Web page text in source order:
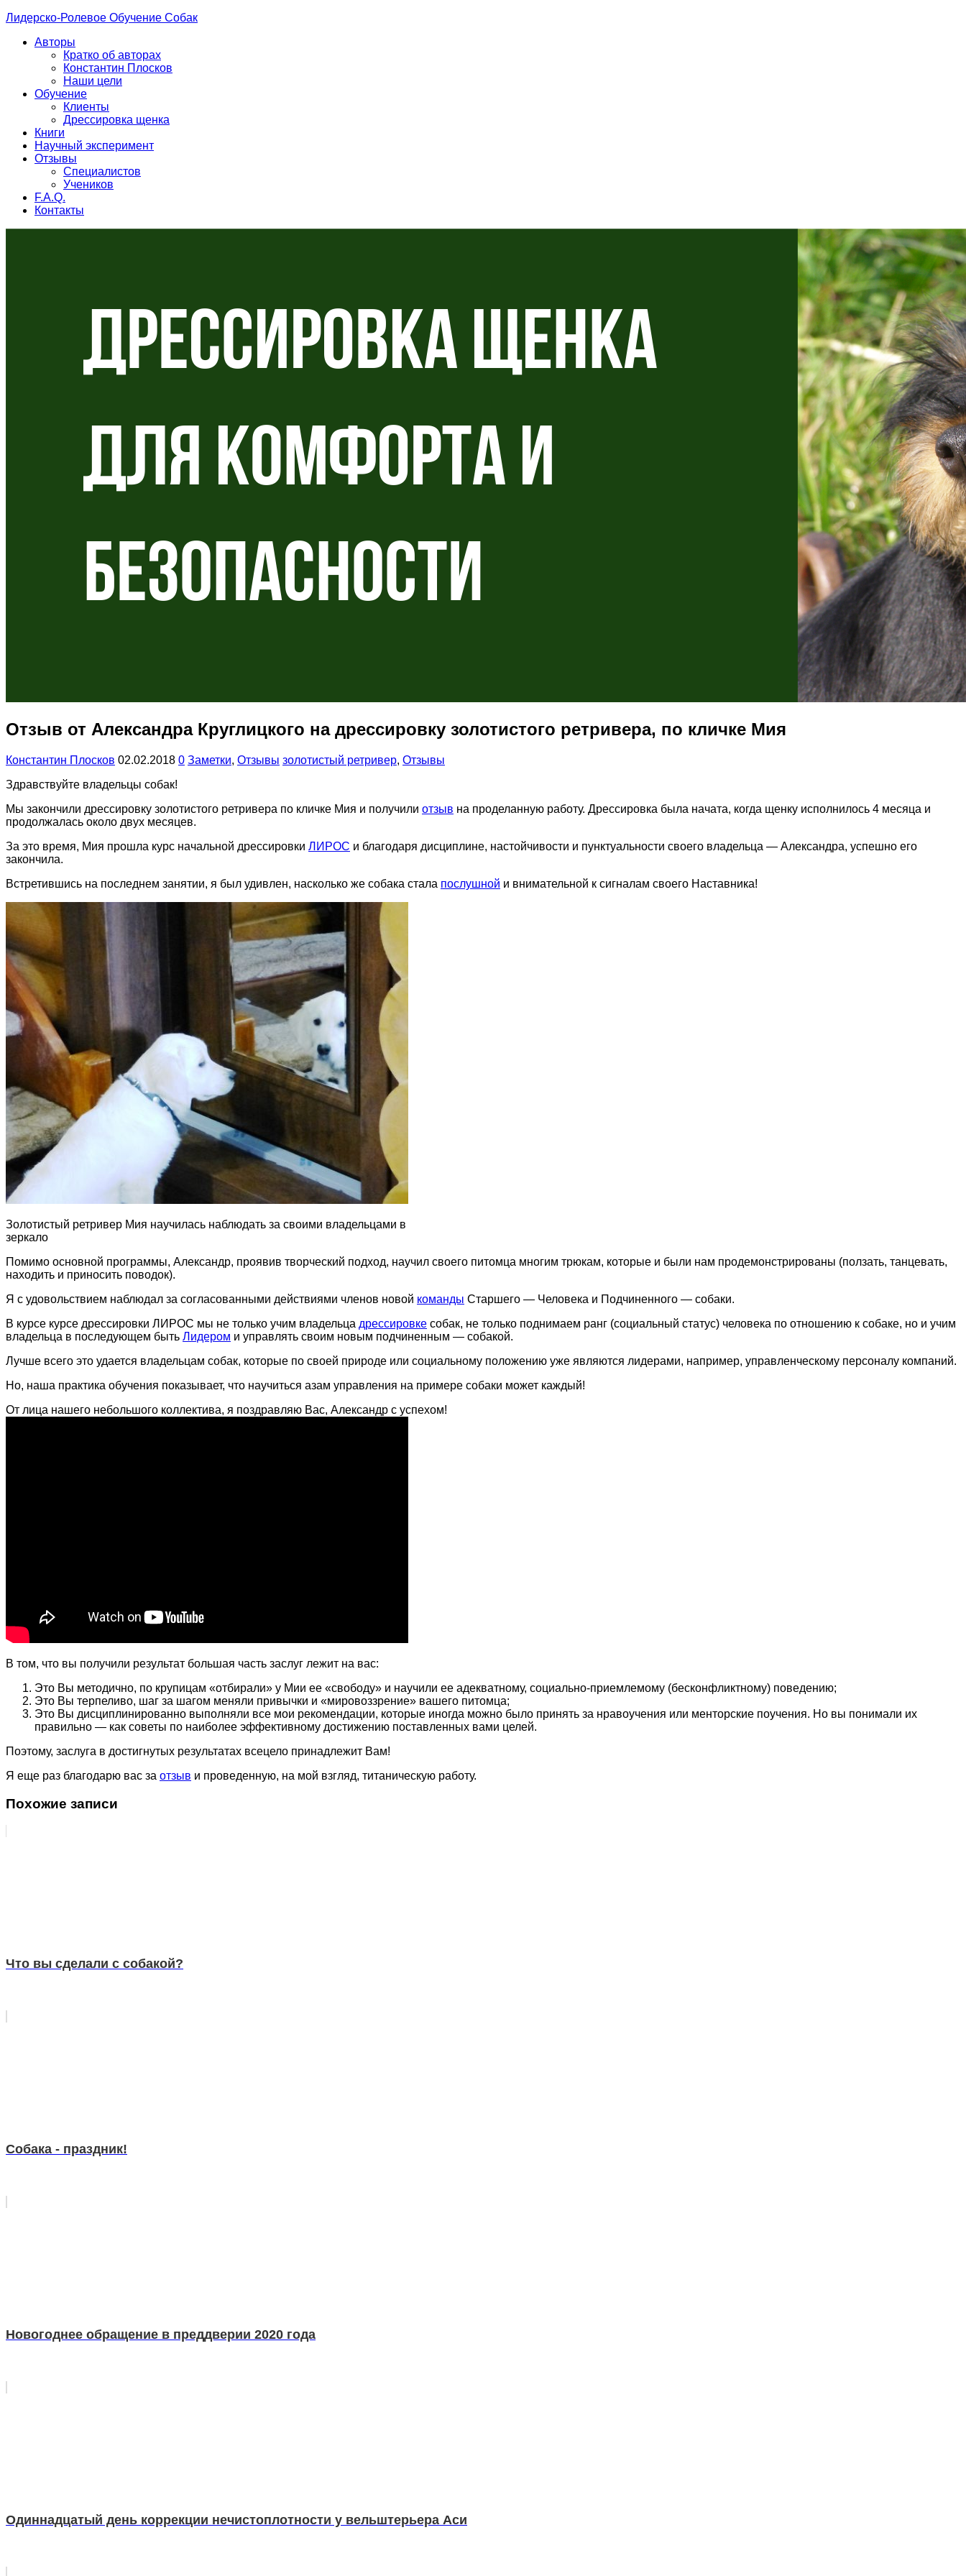
Лидерско-Ролевое Обучение Собак
Авторы
Кратко об авторах
Константин Плосков
Наши цели
Обучение
Клиенты
Дрессировка щенка
Книги
Научный эксперимент
Отзывы
Специалистов
Учеников
F.A.Q.
Контакты
Отзыв от Александра Круглицкого на дрессировку золотистого ретривера, по кличке Мия
Константин Плосков 02.02.2018 0 Заметки, Отзывы золотистый ретривер, Отзывы
Здравствуйте владельцы собак!
Мы закончили дрессировку золотистого ретривера по кличке Мия и получили отзыв на проделанную работу. Дрессировка была начата, когда щенку исполнилось 4 месяца и
продолжалась около двух месяцев.
За это время, Мия прошла курс начальной дрессировки ЛИРОС и благодаря дисциплине, настойчивости и пунктуальности своего владельца — Александра, успешно его
закончила.
Встретившись на последнем занятии, я был удивлен, насколько же собака стала послушной и внимательной к сигналам своего Наставника!
Золотистый ретривер Мия научилась наблюдать за своими владельцами в
зеркало
Помимо основной программы, Александр, проявив творческий подход, научил своего питомца многим трюкам, которые и были нам продемонстрированы (ползать, танцевать,
находить и приносить поводок).
Я с удовольствием наблюдал за согласованными действиями членов новой команды Старшего — Человека и Подчиненного — собаки.
В курсе курсе дрессировки ЛИРОС мы не только учим владельца дрессировке собак, не только поднимаем ранг (социальный статус) человека по отношению к собаке, но и учим
владельца в последующем быть Лидером и управлять своим новым подчиненным — собакой.
Лучше всего это удается владельцам собак, которые по своей природе или социальному положению уже являются лидерами, например, управленческому персоналу компаний.
Но, наша практика обучения показывает, что научиться азам управления на примере собаки может каждый!
От лица нашего небольшого коллектива, я поздравляю Вас, Александр с успехом!
В том, что вы получили результат большая часть заслуг лежит на вас:
Это Вы методично, по крупицам «отбирали» у Мии ее «свободу» и научили ее адекватному, социально-приемлемому (бесконфликтному) поведению;
Это Вы терпеливо, шаг за шагом меняли привычки и «мировоззрение» вашего питомца;
Это Вы дисциплинированно выполняли все мои рекомендации, которые иногда можно было принять за нравоучения или менторские поучения. Но вы понимали их
правильно — как советы по наиболее эффективному достижению поставленных вами целей.
Поэтому, заслуга в достигнутых результатах всецело принадлежит Вам!
Я еще раз благодарю вас за отзыв и проведенную, на мой взгляд, титаническую работу.
Похожие записи
Что вы сделали с собакой?
Собака - праздник!
Новогоднее обращение в преддверии 2020 года
Одиннадцатый день коррекции нечистоплотности у вельштерьера Аси